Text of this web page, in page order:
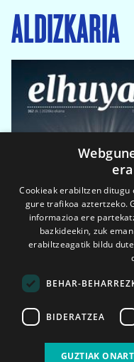
ALDIZKARIA
2026ko eka. 1a
Cookieak erabiltzen
gure trafikoa aztertzeko.
informazioa ere
bazkideekin, zuk
erabiltzeagatik bildu
BEHAR-
BIDERATZEA
GUZTIAK